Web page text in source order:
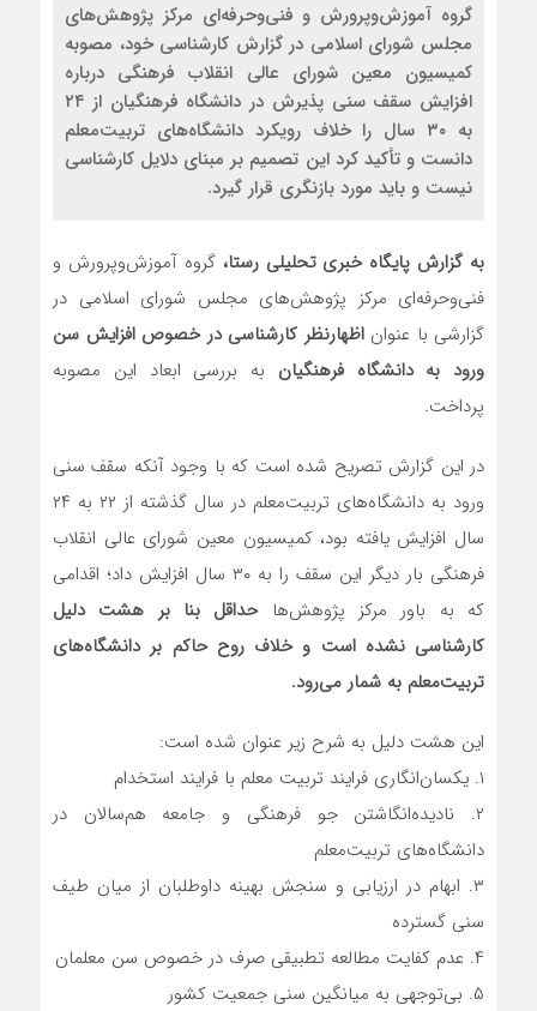
گروه آموزش‌وپرورش و فنی‌وحرفه‌ای مرکز پژوهش‌های
مجلس شورای اسلامی در گزارش کارشناسی خود، مصوبه
کمیسیون معین شورای عالی انقلاب فرهنگی درباره
افزایش سقف سنی پذیرش در دانشگاه فرهنگیان از ۲۴
به ۳۰ سال را خلاف رویکرد دانشگاه‌های تربیت‌معلم
دانست و تأکید کرد این تصمیم بر مبنای دلایل کارشناسی
نیست و باید مورد بازنگری قرار گیرد.
به گزارش پایگاه خبری تحلیلی رستا، گروه آموزش‌وپرورش و
فنی‌وحرفه‌ای مرکز پژوهش‌های مجلس شورای اسلامی در
گزارشی با عنواناظهارنظر کارشناسی در خصوص افزایش سن
ورود به دانشگاه فرهنگیان به بررسی ابعاد این مصوبه
پرداخت.
در این گزارش تصریح شده است که با وجود آنکه سقف سنی
ورود به دانشگاه‌های تربیت‌معلم در سال گذشته از ۲۲ به ۲۴
سال افزایش یافته بود، کمیسیون معین شورای عالی انقلاب
فرهنگی بار دیگر این سقف را به ۳۰ سال افزایش داد؛ اقدامی
که به باور مرکز پژوهش‌هاحداقل بنا بر هشت دلیل
کارشناسی نشده است و خلاف روح حاکم بر دانشگاه‌های
تربیت‌معلم به شمار می‌رود.
این هشت دلیل به شرح زیر عنوان شده است:
۱. یکسان‌انگاری فرایند تربیت معلم با فرایند استخدام
۲. نادیده‌انگاشتن جو فرهنگی و جامعه هم‌سالان در
دانشگاه‌های تربیت‌معلم
۳. ابهام در ارزیابی و سنجش بهینه داوطلبان از میان طیف
سنی گسترده
۴. عدم کفایت مطالعه تطبیقی صرف در خصوص سن معلمان
۵. بی‌توجهی به میانگین سنی جمعیت کشور